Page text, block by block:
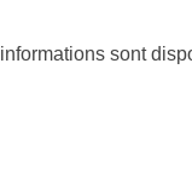
sont